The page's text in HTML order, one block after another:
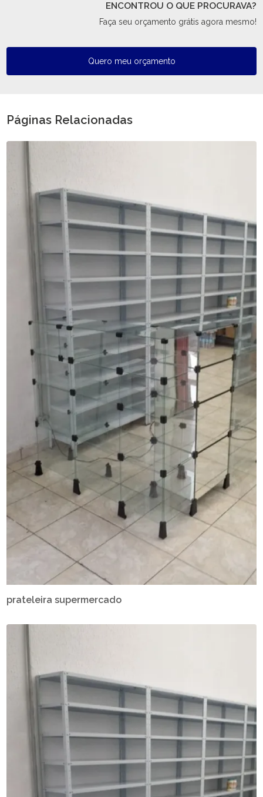
ENCONTROU O QUE PROCURAVA?
Faça seu orçamento grátis agora mesmo!
Quero meu orçamento
Páginas Relacionadas
prateleira supermercado